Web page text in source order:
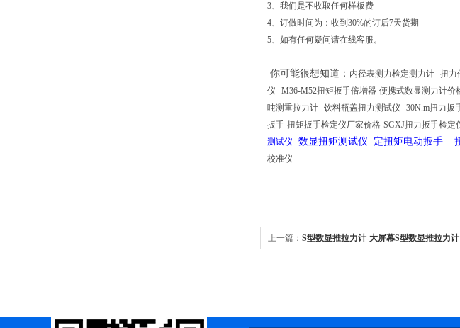
3、我们是不收取任何样板费
4、订做时间为：收到30%的订后7天货期
5、如有任何疑问请在线客服。
你可能很想知道 ： 内径表测力检定测力计 扭力
仪
M36-M52扭矩扳手倍增器 便携式数显测力计价
吨测重拉力计 饮料瓶盖扭力测试仪 30N.m扭力扳
扳手 扭矩扳手检定仪厂家价格 SGXJ扭力扳手检定
测试仪
数显扭矩测试仪 定扭矩电动扳手
校准仪
上一篇： S型数显推拉力计-大屏幕S型数显推拉力计